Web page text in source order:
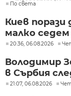
По света
Киев порази
малко седем
20:36, 06.08.2026
Володимир
в Сърбия
21:07, 06.08.2026